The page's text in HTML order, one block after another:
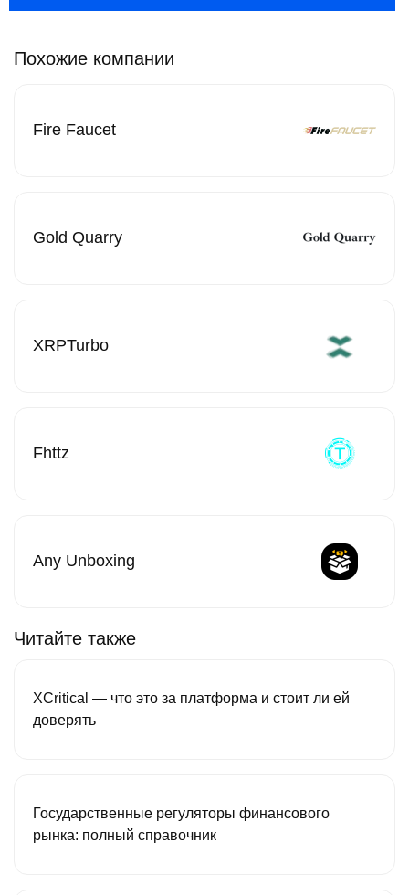
Похожие компании
Fire Faucet
Gold Quarry
XRPTurbo
Fhttz
Any Unboxing
Читайте также
XCritical — что это за платформа и стоит ли ей
доверять
Государственные регуляторы финансового
рынка: полный справочник